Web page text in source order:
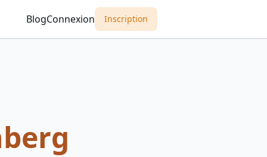
BlogConnexion Inscription